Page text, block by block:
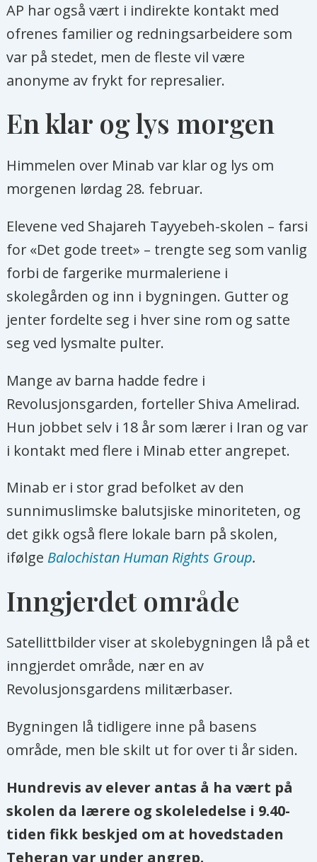
AP har også vært i indirekte kontakt med
ofrenes familier og redningsarbeidere som
var på stedet, men de fleste vil være
anonyme av frykt for represalier.
En klar og lys morgen
Himmelen over Minab var klar og lys om
morgenen lørdag 28. februar.
Elevene ved Shajareh Tayyebeh-skolen – farsi
for «Det gode treet» – trengte seg som vanlig
forbi de fargerike murmaleriene i
skolegården og inn i bygningen. Gutter og
jenter fordelte seg i hver sine rom og satte
seg ved lysmalte pulter.
Mange av barna hadde fedre i
Revolusjonsgarden, forteller Shiva Amelirad.
Hun jobbet selv i 18 år som lærer i Iran og var
i kontakt med flere i Minab etter angrepet.
Minab er i stor grad befolket av den
sunnimuslimske balutsjiske minoriteten, og
det gikk også flere lokale barn på skolen,
ifølge Balochistan Human Rights Group.
Inngjerdet område
Satellittbilder viser at skolebygningen lå på et
inngjerdet område, nær en av
Revolusjonsgardens militærbaser.
Bygningen lå tidligere inne på basens
område, men ble skilt ut for over ti år siden.
Hundrevis av elever antas å ha vært på
skolen da lærere og skoleledelse i 9.40-
tiden fikk beskjed om at hovedstaden
Teheran var under angrep.